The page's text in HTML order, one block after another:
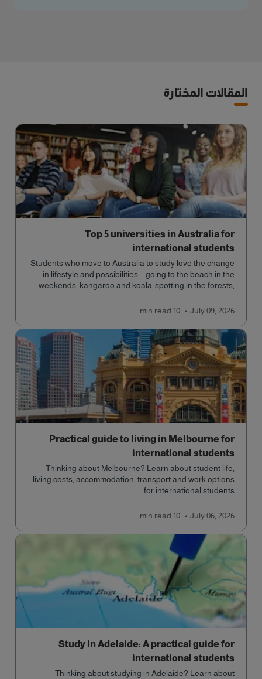
المقالات المختارة
Top 5 universities in Australia for
international students
Students who move to Australia to study love the change
in lifestyle and possibilities—going to the beach in the
weekends, kangaroo and koala-spotting in the forests,
traffic and a high standard of living.
July 09, 2026
10 min
read
Practical guide to living in Melbourne for
international students
Thinking about Melbourne? Learn about student life,
living costs, accommodation, transport and work options
for international students.
July 06, 2026
10 min
read
Study in Adelaide: A practical guide for
international students
Thinking about studying in Adelaide? Learn about